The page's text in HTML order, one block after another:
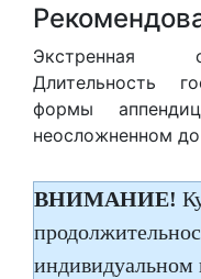
Экстренная
Длительность
формы
неосложненном
ВНИМАНИЕ!
индивидуальном